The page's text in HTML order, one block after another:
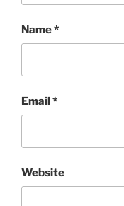
Name*
Email*
Website